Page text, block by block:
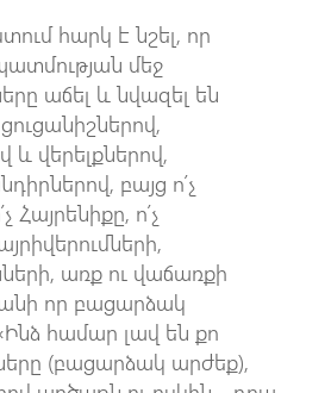
հարկ է նշել, որ
մեջ
աճել և նվազել են
և վերելքներով,
բայց ո՛չ
Հայրենիքը, ո՛չ
առք ու վաճառքի
որ բացարձակ
համար լավ են քո
(բացարձակ արժեք),